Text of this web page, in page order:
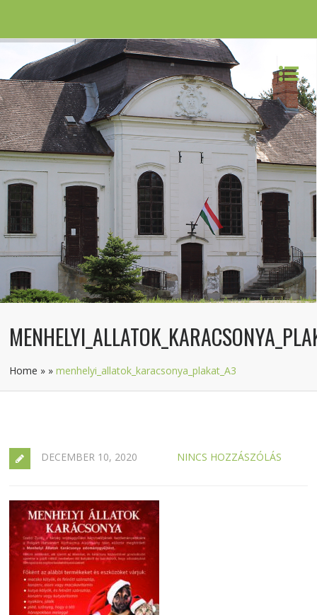
Home » »menhelyi_allatok_karacsonya_plakat_A3
DECEMBER 10, 2020 NINCS HOZZÁSZÓLÁS